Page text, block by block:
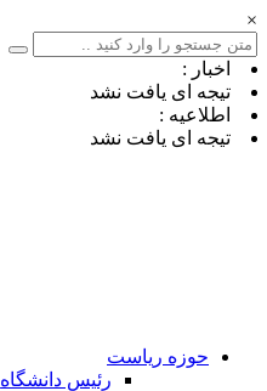
×
اخبار :
تیجه ای یافت نشد
اطلاعیه :
تیجه ای یافت نشد
حوزه ریاست
رئیس دانشگاه